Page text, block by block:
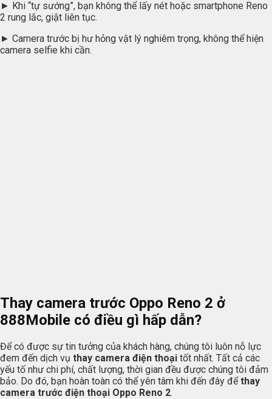
► Khi “tự sướng”, bạn không thể lấy nét hoặc smartphone Reno
2 rung lắc, giật liên tục.
► Camera trước bị hư hỏng vật lý nghiêm trọng, không thể hiện
camera selfie khi cần.
Thay camera trước Oppo Reno 2 ở
888Mobile có điều gì hấp dẫn?
Để có được sự tin tưởng của khách hàng, chúng tôi luôn nỗ lực
đem đến dịch vụ thay camera điện thoại tốt nhất. Tất cả các
yếu tố như chi phí, chất lượng, thời gian đều được chúng tôi đảm
bảo. Do đó, bạn hoàn toàn có thể yên tâm khi đến đây đểthay
camera trước điện thoại Oppo Reno 2.